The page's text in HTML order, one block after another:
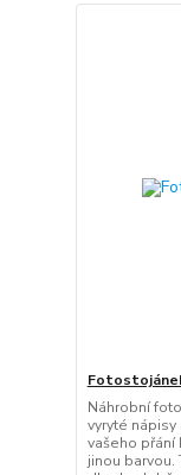
Náhrobní
vyryté
vašeho
jinou barvou.